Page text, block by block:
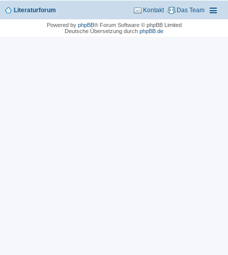
Literaturforum Das Team
Kontakt
Powered by phpBB® Forum Software © phpBB Limited
Deutsche Übersetzung durch phpBB.de